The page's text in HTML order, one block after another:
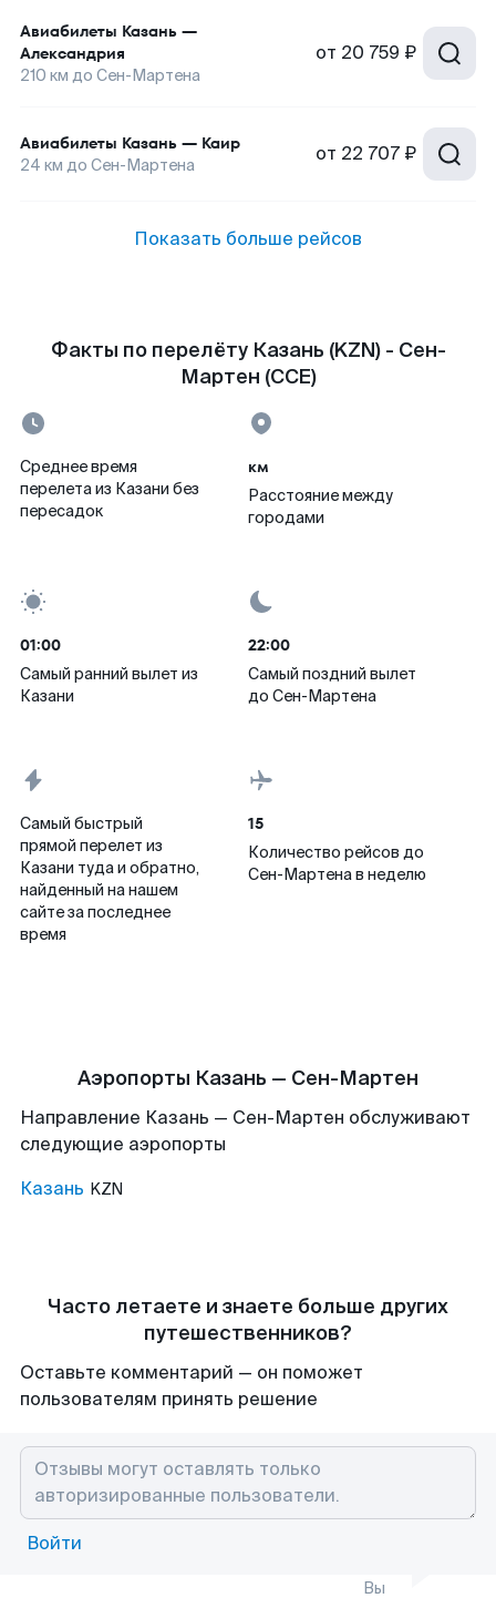
Авиабилеты Казань —
Александрия
210 км до Сен-Мартена
от 20 759 ₽
Авиабилеты Казань — Каир
24 км до Сен-Мартена от 22 707 ₽
Показать больше рейсов
Факты по перелёту Казань (KZN) - Сен-
Мартен (CCE)
Среднее время
перелета из Казани без
пересадок
км
Расстояние между
городами
01:00
Самый ранний вылет из
Казани
22:00
Самый поздний вылет
до Сен-Мартена
Самый быстрый
прямой перелет из
Казани туда и обратно,
найденный на нашем
сайте за последнее
время
15
Количество рейсов до
Сен-Мартена в неделю
Аэропорты Казань — Сен-Мартен
Направление Казань — Сен-Мартен обслуживают
следующие аэропорты
Казань KZN
Часто летаете и знаете больше других
путешественников?
Оставьте комментарий — он поможет
пользователям принять решение
Войти
Вы